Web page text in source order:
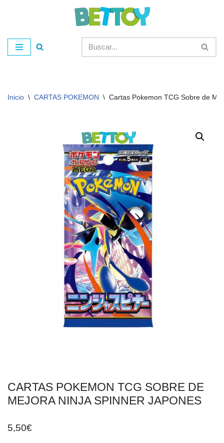
al
contenido
Inicio \ CARTAS POKEMON \ Cartas Pokemon TCG Sobre de
CARTAS POKEMON TCG SOBRE DE
MEJORA NINJA SPINNER JAPONES
5,50€